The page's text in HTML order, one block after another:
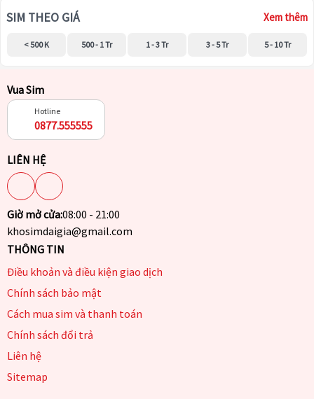
SIM THEO GIÁ Xem thêm
< 500 K 500 - 1 Tr 1 - 3 Tr 3 - 5 Tr 5 - 10 Tr
Vua Sim
Hotline
0877.555555
LIÊN HỆ
Giờ mở cửa:08:00 - 21:00
khosimdaigia@gmail.com
THÔNG TIN
Điều khoản và điều kiện giao dịch
Chính sách bảo mật
Cách mua sim và thanh toán
Chính sách đổi trả
Liên hệ
Sitemap